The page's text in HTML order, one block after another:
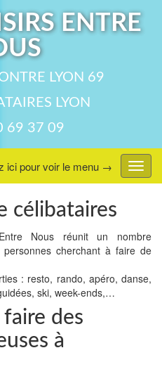
ENTRE
LYON 69
LYON
69 37 09
menu
ici pour voir le menu →
célibataires
Nous réunit un nombre
cherchant à faire de
: resto, rando, apéro, danse,
ski, week-ends,…
des
à